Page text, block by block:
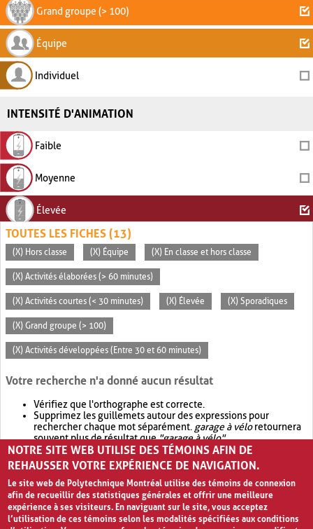
Grand groupe (> 100)
Équipe
Individuel
INTENSITÉ D'ANIMATION
Faible
Moyenne
Élevée
TOUTES LES FICHES (13)
(X) Hors classe (X) Équipe (X) En classe et hors classe
(X) Activités élaborées (> 60 minutes)
(X) Activités courtes (< 30 minutes) (X) Élevée (X) Sporadiques
(X) Grand groupe (> 100)
(X) Activités développées (Entre 30 et 60 minutes)
Votre recherche n'a donné aucun résultat
Vérifiez que l'orthographe est correcte.
Supprimez les guillemets autour des expressions pour
rechercher chaque mot séparément. garage à véloretournera
souvent plus de résultat que"garage à vélo".
Envisagez d'élargir votre recherche avec OR.garage OR vélo
retournera souvent plus de résultat quegarage à vélo
NOTRE SITE WEB UTILISE DES TÉMOINS AFIN DE
REHAUSSER VOTRE EXPÉRIENCE DE NAVIGATION.
Le site web de Polytechnique Montréal utilise des témoins de connexion
afin de recueillir des statistiques générales et offrir une meilleure
expérience à ses visiteurs. En naviguant sur le site, vous acceptez
l’utilisation de ces témoins selon les modalités spécifiées aux conditions